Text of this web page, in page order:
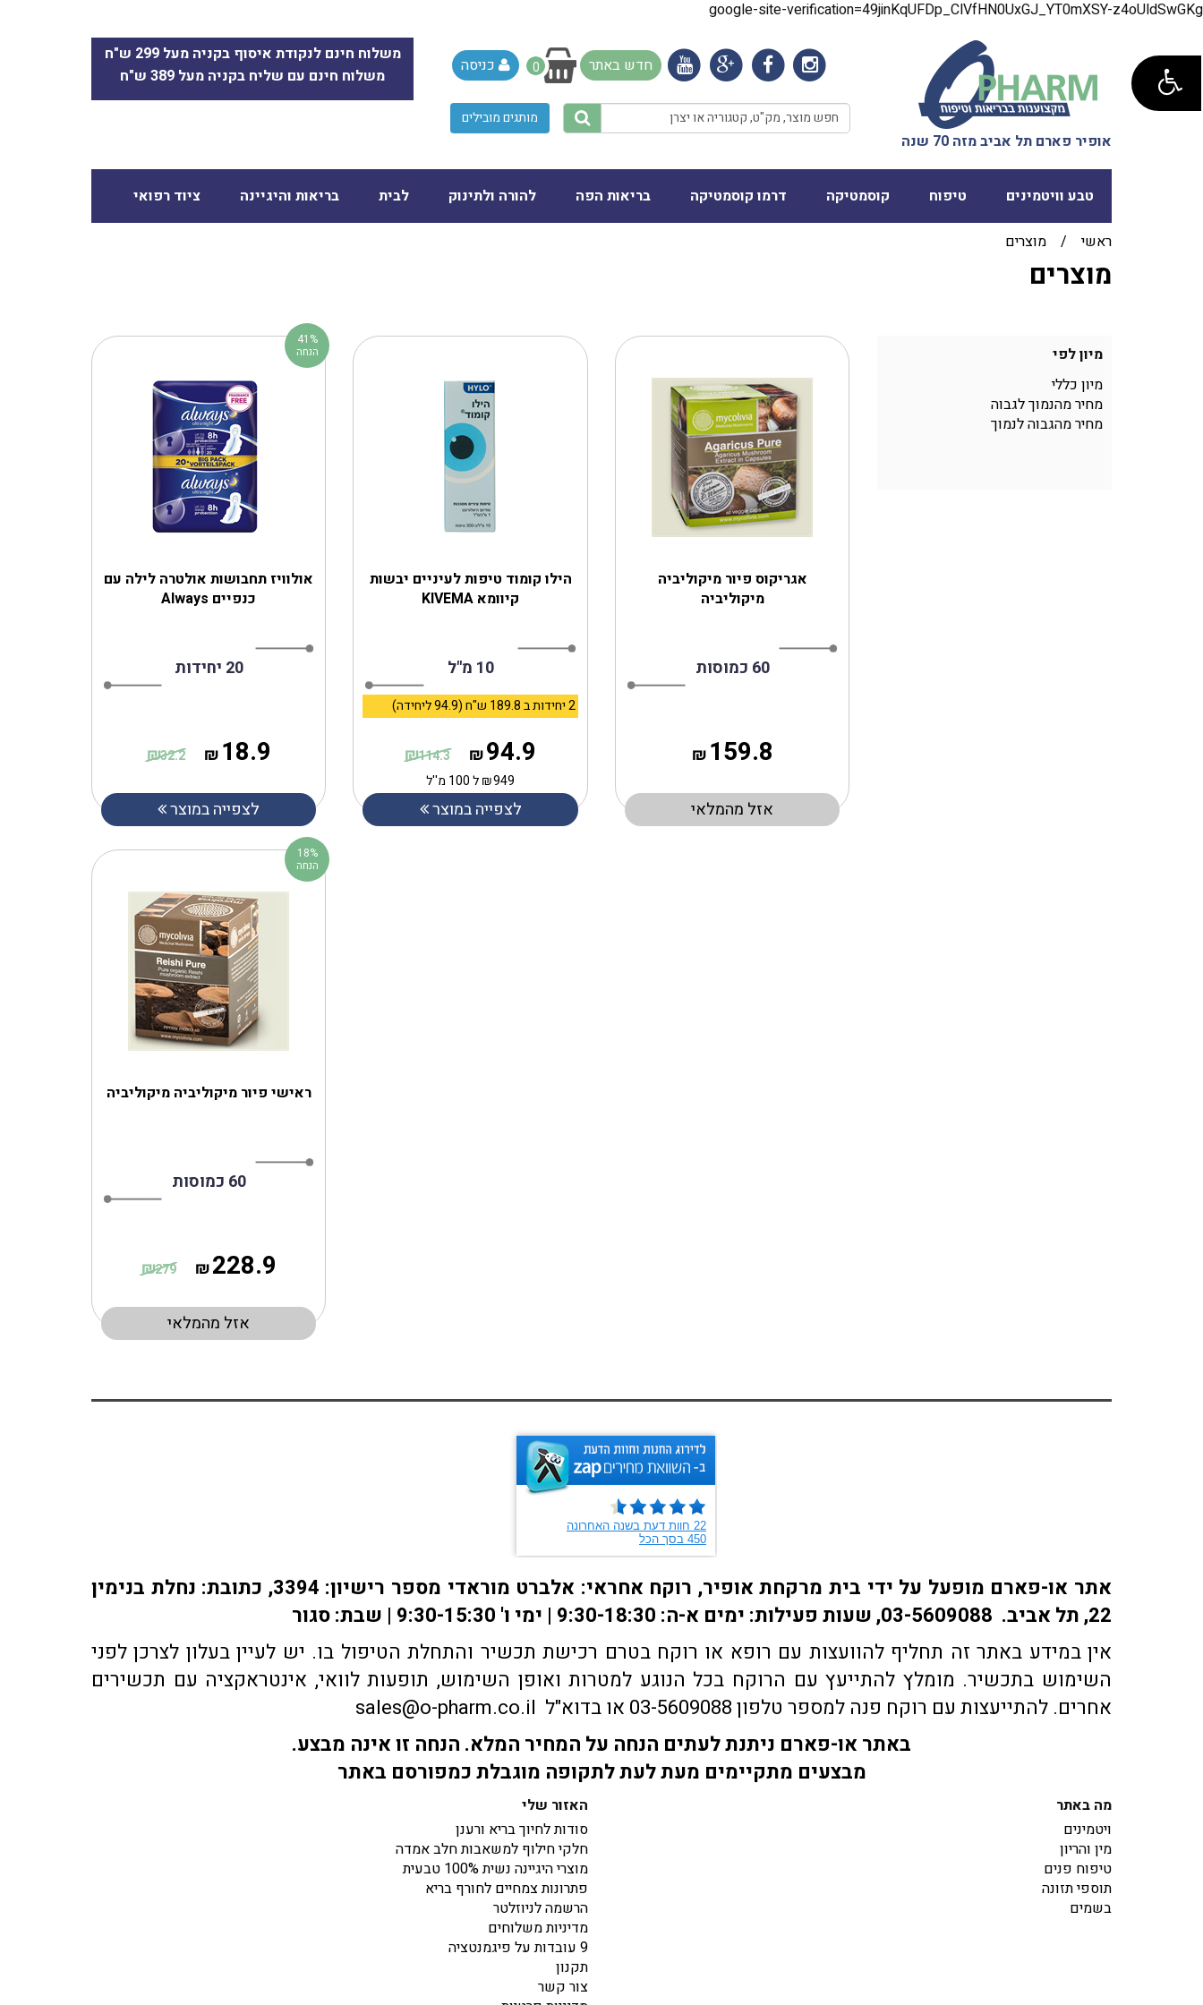
google-site-verification=49jinKqUFDp_ClVfHN0UxGJ_YT0mXSY-z4oUldSwGKg
משלוח חינם לנקודת איסוף בקניה מעל 299 ש"ח
משלוח חינם עם שליח בקניה מעל 389 ש"ח
חדש באתר 0 כניסה
מותגים מובילים
אופיר פארם תל אביב מזה 70 שנה
טבע וויטמינים טיפוח קוסמטיקה דרמו קוסמטיקה בריאות הפה להורה ולתינוק לבית בריאות והיגיינה ציוד רפואי
ראשי / מוצרים
מוצרים
אולוויז תחבושות אולטרה לילה עם
כנפיים Always
20 יחידות
18.9
₪
32.2
₪
לצפייה במוצר
41%
הנחה
הילו קומוד טיפות לעיניים יבשות
קיוומא KIVEMA
10 מ"ל
2 יחידות ב 189.8 ש"ח (94.9 ליחידה)
94.9
₪
114.3
₪
949
₪ל 100 מ''ל
לצפייה במוצר
אגריקוס פיור ‎מיקוליביה
מיקוליביה
60 כמוסות
159.8
₪
אזל מהמלאי
ראישי פיור ‎מיקוליביה מיקוליביה
60 כמוסות
228.9
₪
279
₪
אזל מהמלאי
18%
הנחה
מיון לפי
מיון כללי
מחיר מהנמוך לגבוה
מחיר מהגבוה לנמוך
אתר או-פארם מופעל על ידי בית מרקחת אופיר, רוקח אחראי: אלברט מוראדי מספר רישיון: 3394, כתובת: ​נחלת בנימין
22, תל אביב. 03-5609088, שעות פעילות: ימים א-ה: 9:30-18:30 | ימי ו' 9:30-15:30 | שבת: סגור
אין במידע באתר זה תחליף להוועצות עם רופא או רוקח בטרם רכישת תכשיר והתחלת הטיפול בו. יש לעיין בעלון לצרכן לפני
השימוש בתכשיר. מומלץ להתייעץ עם הרוקח בכל הנוגע למטרות ואופן השימוש, תופעות לוואי, אינטראקציה עם תכשירים
אחרים. להתייעצות עם רוקח פנה למספר טלפון 03-5609088 או בדוא"ל sales@o-pharm.co.il
באתר או-פארם ניתנת לעתים הנחה על המחיר המלא. הנחה זו אינה מבצע.
מבצעים מתקיימים מעת לעת לתקופה מוגבלת כמפורסם באתר
האזור שלי
סודות לחיוך בריא ורענן
חלקי חילוף למשאבות חלב אמדה
מוצרי היגיינה נשית 100% טבעית
פתרונות צמחיים לחורף בריא
הרשמה לניוזלטר
מדיניות משלוחים
9 עובדות על פיגמנטציה
תקנון
צור קשר
מה באתר
ויטמינים
מין והריון
טיפוח פנים
תוספי תזונה
בשמים